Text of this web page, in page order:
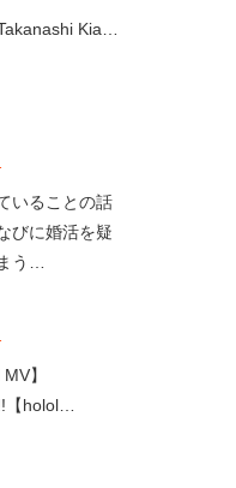
Kia…
いることの話
びに婚活を疑
う…
】
【holol…